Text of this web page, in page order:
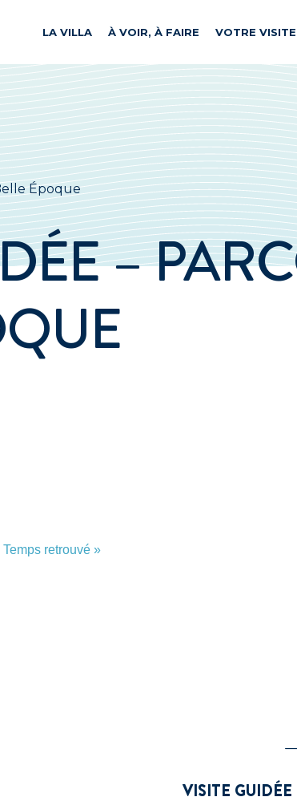
LA VILLA À VOIR, À FAIRE VOTRE VISITE
Époque
–
retrouvé »
VISITE GUIDÉE